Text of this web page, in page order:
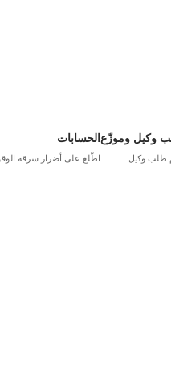
الحسابات
اطّلع على أضرار سرقة الوقود لديك